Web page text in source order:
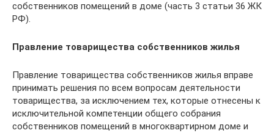
собственников помещений в доме (часть 3 статьи 36 ЖК
РФ).
Правление товарищества собственников жилья
Правление товарищества собственников жилья вправе
принимать решения по всем вопросам деятельности
товарищества, за исключением тех, которые отнесены к
исключительной компетенции общего собрания
собственников помещений в многоквартирном доме и